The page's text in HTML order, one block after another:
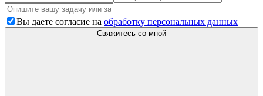
Вы даете согласие на обработку персональных данных
Свяжитесь со мной